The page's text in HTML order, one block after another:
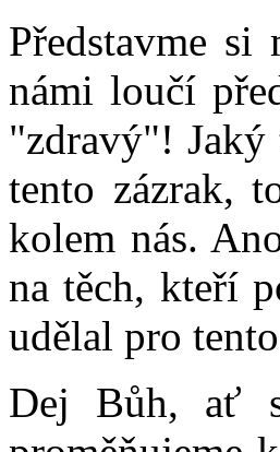
Představme si
námi loučí
"zdravý"! Jaký
tento zázrak,
kolem nás.
na těch, kteří
udělal pro
Dej Bůh, ať